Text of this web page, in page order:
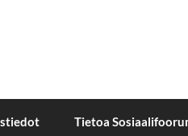
Tietoa